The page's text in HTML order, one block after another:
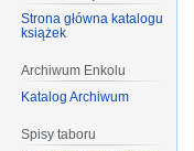
Strona główna katalogu
książek
Archiwum Enkolu
Katalog Archiwum
Spisy taboru